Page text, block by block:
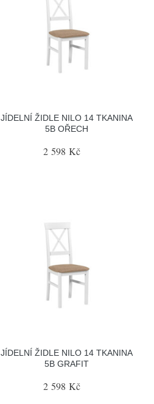
JÍDELNÍ ŽIDLE NILO 14 TKANINA
5B OŘECH
2 598 Kč
JÍDELNÍ ŽIDLE NILO 14 TKANINA
5B GRAFIT
2 598 Kč